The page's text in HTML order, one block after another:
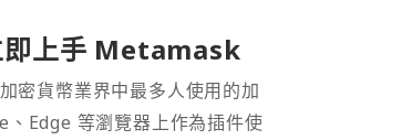
上手 Metamask
密貨幣業界中最多人使用的加
Edge 等瀏覽器上作為插件使